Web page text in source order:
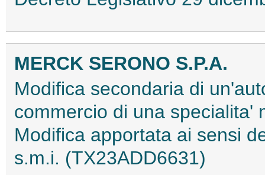
MERCK SERONO S.P.A.
Modifica secondaria di
commercio di una specialita'
Modifica apportata ai sensi
s.m.i. (TX23ADD6631)